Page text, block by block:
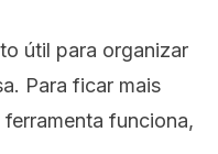
útil para organizar
Para ficar mais
funciona,